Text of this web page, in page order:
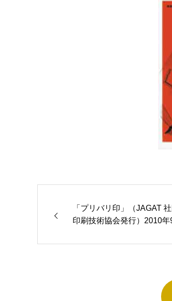
「プリバリ印」（JAGAT
印刷技術協会発行）2010年